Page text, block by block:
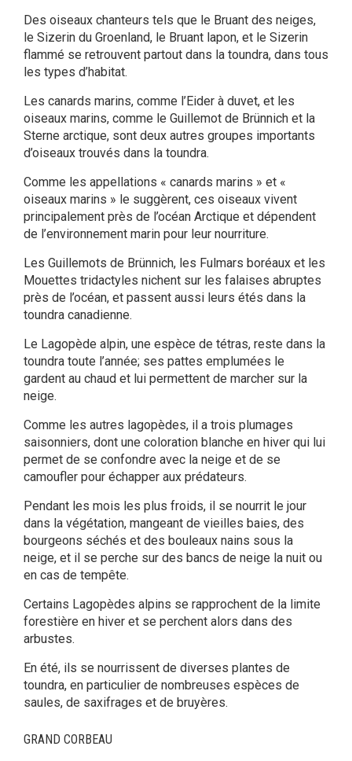
Des oiseaux chanteurs tels que le Bruant des neiges,
le Sizerin du Groenland, le Bruant lapon, et le Sizerin
flammé se retrouvent partout dans la toundra, dans tous
les types d’habitat.
Les canards marins, comme l’Eider à duvet, et les
oiseaux marins, comme le Guillemot de Brünnich et la
Sterne arctique, sont deux autres groupes importants
d’oiseaux trouvés dans la toundra.
Comme les appellations « canards marins » et «
oiseaux marins » le suggèrent, ces oiseaux vivent
principalement près de l’océan Arctique et dépendent
de l’environnement marin pour leur nourriture.
Les Guillemots de Brünnich, les Fulmars boréaux et les
Mouettes tridactyles nichent sur les falaises abruptes
près de l’océan, et passent aussi leurs étés dans la
toundra canadienne.
Le Lagopède alpin, une espèce de tétras, reste dans la
toundra toute l’année; ses pattes emplumées le
gardent au chaud et lui permettent de marcher sur la
neige.
Comme les autres lagopèdes, il a trois plumages
saisonniers, dont une coloration blanche en hiver qui lui
permet de se confondre avec la neige et de se
camoufler pour échapper aux prédateurs.
Pendant les mois les plus froids, il se nourrit le jour
dans la végétation, mangeant de vieilles baies, des
bourgeons séchés et des bouleaux nains sous la
neige, et il se perche sur des bancs de neige la nuit ou
en cas de tempête.
Certains Lagopèdes alpins se rapprochent de la limite
forestière en hiver et se perchent alors dans des
arbustes.
En été, ils se nourrissent de diverses plantes de
toundra, en particulier de nombreuses espèces de
saules, de saxifrages et de bruyères.
GRAND CORBEAU